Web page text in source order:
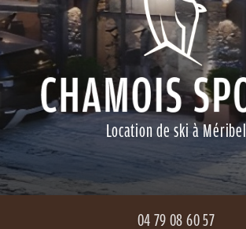
Location de ski à Méribel
04 79 08 60 57